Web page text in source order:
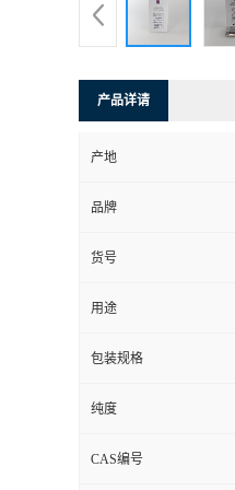
产品详请
产地
品牌
货号
用途
包装规格
纯度
CAS编号